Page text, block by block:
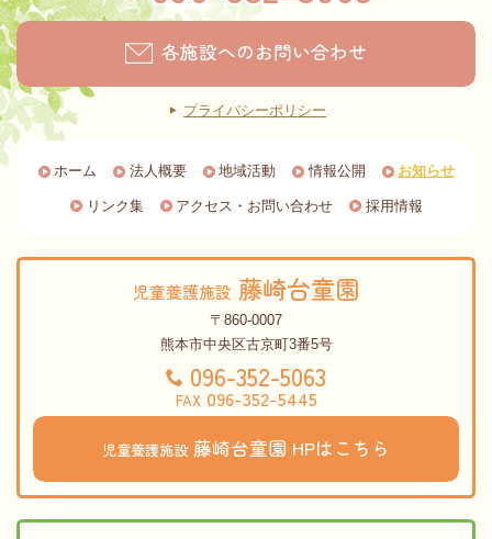
各施設へのお問い合わせ
プライバシーポリシー
ホーム 法人概要 地域活動 情報公開 お知らせ
リンク集 アクセス・お問い合わせ 採用情報
児童養護施設 藤崎台童園
〒860-0007
熊本市中央区古京町3番5号
096-352-5063
FAX096-352-5445
児童養護施設藤崎台童園 HPはこちら